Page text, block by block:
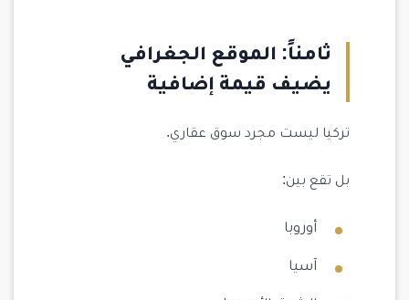
ثامناً: الموقع الجغرافي
يضيف قيمة إضافية
تركيا ليست مجرد سوق عقاري.
بل تقع بين:
أوروبا
آسيا